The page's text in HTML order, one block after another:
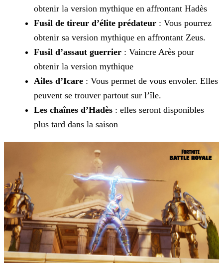
obtenir la version mythique en affrontant Hadès
Fusil de tireur d’élite prédateur : Vous pourrez
obtenir sa version mythique en affrontant Zeus.
Fusil d’assaut guerrier : Vaincre Arès pour
obtenir la version mythique
Ailes d’Icare : Vous permet de vous envoler. Elles
peuvent se trouver partout sur l’île.
Les chaînes d’Hadès : elles seront disponibles
plus tard dans la saison